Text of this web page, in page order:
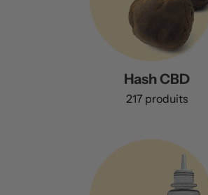
Hash CBD
217 produits